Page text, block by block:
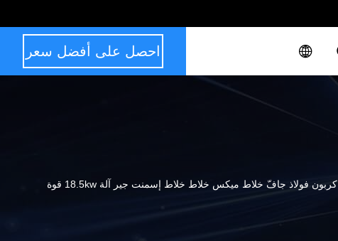
احصل على أفضل سعر
كربون فولاذ جافّ خلاط ميكس خلاط خلاط إسمنت جير آلة 18.5kw قوة